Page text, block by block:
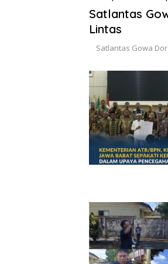
Satlantas
Lintas
Satlantas Gowa